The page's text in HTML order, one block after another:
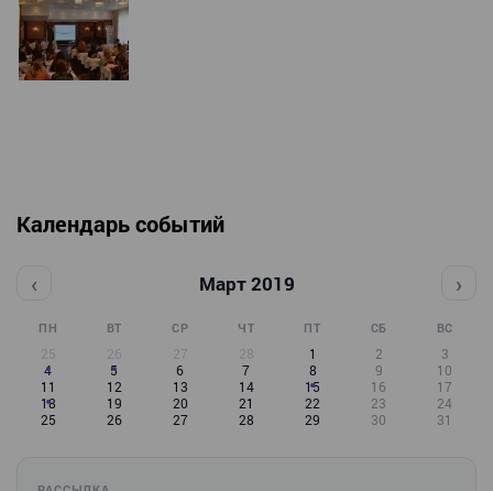
Календарь событий
‹ Март 2019 ›
ПН ВТ СР ЧТ ПТ СБ ВС
25 26 27 28 1 2
3
4
5 6 7 8 9
10
11
12 13 14 15 16
17
18
19 20 21 22 23
24
25
26 27 28 29 30 31